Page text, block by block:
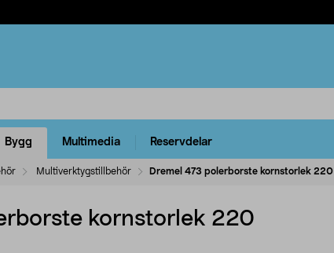
Bygg Multimedia Reservdelar
Multiverktygstillbehör Dremel 473 polerborste kornstorlek 220
kornstorlek 220